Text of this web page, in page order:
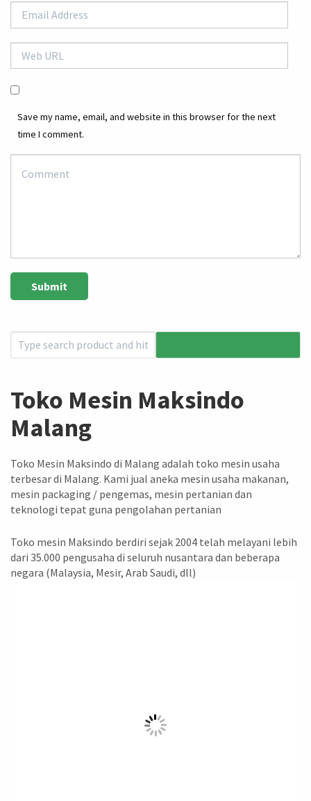
Save my name, email, and website in this browser for the next
time I comment.
Toko Mesin Maksindo
Malang
Toko Mesin Maksindo di Malang adalah toko mesin usaha
terbesar di Malang. Kami jual aneka mesin usaha makanan,
mesin packaging / pengemas, mesin pertanian dan
teknologi tepat guna pengolahan pertanian
Toko mesin Maksindo berdiri sejak 2004 telah melayani lebih
dari 35.000 pengusaha di seluruh nusantara dan beberapa
negara (Malaysia, Mesir, Arab Saudi, dll)